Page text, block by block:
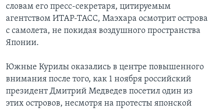
словам его пресс-секретаря, цитируемым
агентством ИТАР-ТАСС, Маэхара осмотрит острова
с самолета, не покидая воздушного пространства
Японии.
Южные Курилы оказались в центре повышенного
внимания после того, как 1 ноября российский
президент Дмитрий Медведев посетил один из
этих островов, несмотря на протесты японской